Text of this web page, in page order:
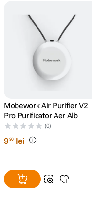
peak design
canon sx740 hs
lavaliera
sony fx
8. card memorie
9
Mobework Air Purifier V2
Pro Purificator Aer Alb
(0)
990 lei